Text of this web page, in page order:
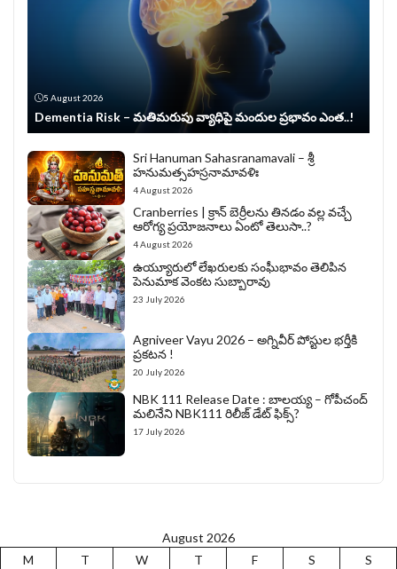
5 August 2026
Dementia Risk – మతిమరుపు వ్యాధిపై మందుల ప్రభావం ఎంత..!
Sri Hanuman Sahasranamavali – శ్రీ
హనుమత్సహస్రనామావళిః
4 August 2026
Cranberries | క్రాన్ బెర్రీల‌ను తిన‌డం వ‌ల్ల వచ్చే
ఆరోగ్య ప్రయోజనాలు ఏంటో తెలుసా..?
4 August 2026
ఉయ్యూరులో లేఖరులకు సంఘీభావం తెలిపిన
పెనుమాక వెంకట సుబ్బారావు
23 July 2026
Agniveer Vayu 2026 – అగ్నివీర్‌ పోస్టుల భర్తీకి
ప్రకటన !
20 July 2026
NBK 111 Release Date : బాలయ్య – గోపీచంద్
మలినేని NBK111 రిలీజ్ డేట్ ఫిక్స్?
17 July 2026
August 2026
M
T W T F S
S